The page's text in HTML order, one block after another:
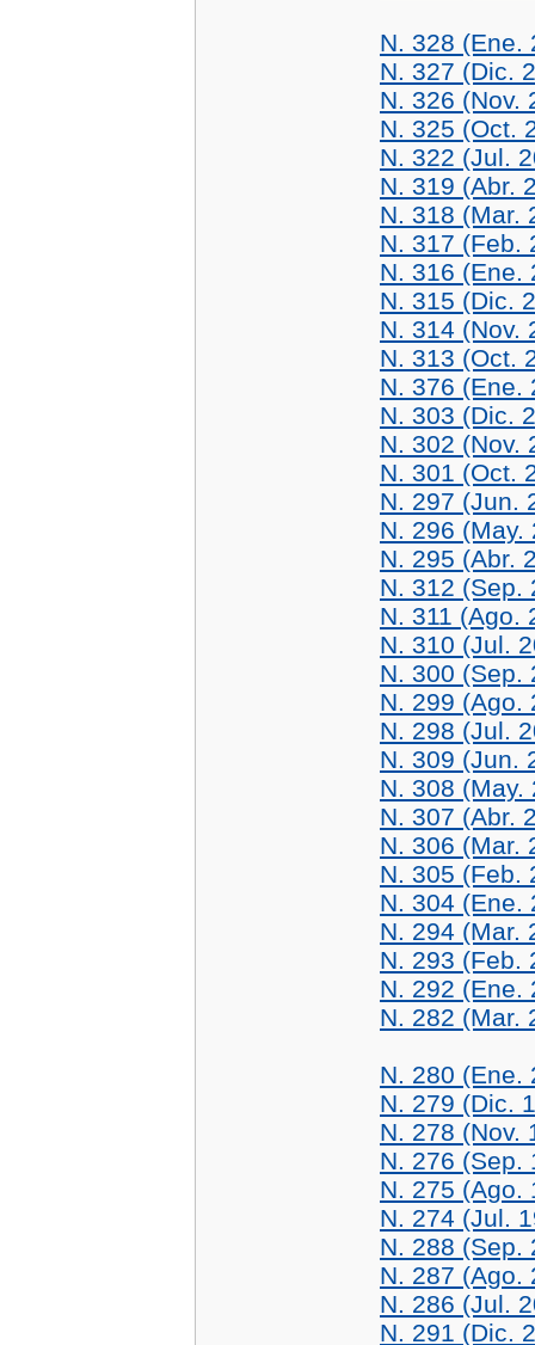
N. 328 (Ene.
N. 327 (Dic.
N. 326 (Nov.
N. 325 (Oct.
N. 322 (Jul.
N. 319 (Abr.
N. 318 (Mar.
N. 317 (Feb.
N. 316 (Ene.
N. 315 (Dic.
N. 314 (Nov.
N. 313 (Oct.
N. 376 (Ene.
N. 303 (Dic.
N. 302 (Nov.
N. 301 (Oct.
N. 297 (Jun.
N. 296 (May.
N. 295 (Abr.
N. 312 (Sep.
N. 311 (Ago.
N. 310 (Jul.
N. 300 (Sep.
N. 299 (Ago.
N. 298 (Jul.
N. 309 (Jun.
N. 308 (May.
N. 307 (Abr.
N. 306 (Mar.
N. 305 (Feb.
N. 304 (Ene.
N. 294 (Mar.
N. 293 (Feb.
N. 292 (Ene.
N. 282 (Mar.
N. 280 (Ene.
N. 279 (Dic.
N. 278 (Nov.
N. 276 (Sep.
N. 275 (Ago.
N. 274 (Jul.
N. 288 (Sep.
N. 287 (Ago.
N. 286 (Jul.
N. 291 (Dic.